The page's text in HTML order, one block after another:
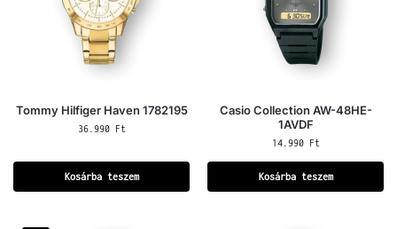
Tommy Hilfiger Haven 1782195
36.990 Ft
Kosárba teszem
Casio Collection AW-48HE-
1AVDF
14.990 Ft
Kosárba teszem